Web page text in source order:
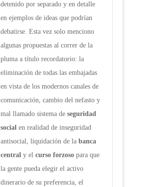
detenido por separado y en detalle
en ejemplos de ideas que podrían
debatirse. Esta vez solo menciono
algunas propuestas al correr de la
pluma a título recordatorio: la
eliminación de todas las embajadas
en vista de los modernos canales de
comunicación, cambio del nefasto y
mal llamado sistema de seguridad
social en realidad de inseguridad
antisocial, liquidación de la banca
central y el curso forzoso para que
la gente pueda elegir el activo
dinerario de su preferencia, el